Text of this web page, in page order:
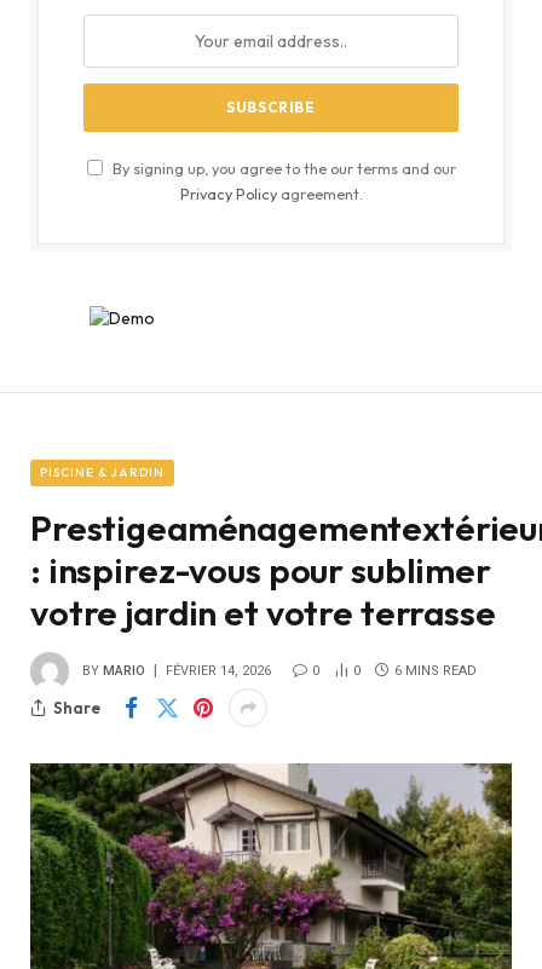
By signing up, you agree to the our terms and our
Privacy Policyagreement.
PISCINE & JARDIN
: inspirez-vous pour sublimer
votre jardin et votre terrasse
BY MARIO FÉVRIER 14, 2026 0 0 6 MINS READ
Share